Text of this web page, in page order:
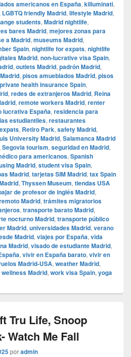
americanos en España, killuminati,
LGBTQ friendly Madrid, lifestyle Madrid,
students, Madrid nightlife,
bares Madrid, mejores zonas para
a Madrid, museums Madrid,
Spain, nightlife for expats, nightlife
Madrid, non-lucrative visa Spain,
, outlets Madrid, padrón Madrid,
, pisos amueblados Madrid, pisos
private health insurance Spain,
, redes de extranjeros Madrid, Reina
, remote workers Madrid, renter
lucrativa España, residencia para
estudiantiles, restaurantes
, Retiro Park, safety Madrid,
University Madrid, Salamanca Madrid
Segovia tourism, seguridad en Madrid,
para americanos, Spanish
Madrid, student visa Spain,
Madrid, tarjetas SIM Madrid, tax Spain
, Thyssen Museum, tiendas USA
de profesor de inglés Madrid,
Madrid, trámites migratorios
, transporte barato Madrid,
nocturno Madrid, transporte público
Madrid, universidades Madrid, verano
Madrid, viajes por España, vida
Madrid, visado de estudiante Madrid,
, vivir en España barato, vivir en
Madrid-USA, weather Madrid,
wellness Madrid, work visa Spain, yoga
Tru Life, Snoop
Watch Me Fall
poradmin